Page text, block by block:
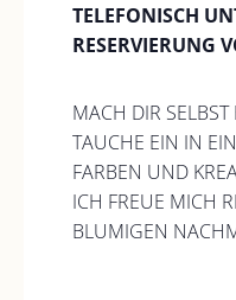
TELEFONISCH
RESERVIERUNG
MACH DIR
TAUCHE EIN IN
FARBEN UND
ICH FREUE MICH
BLUMIGEN